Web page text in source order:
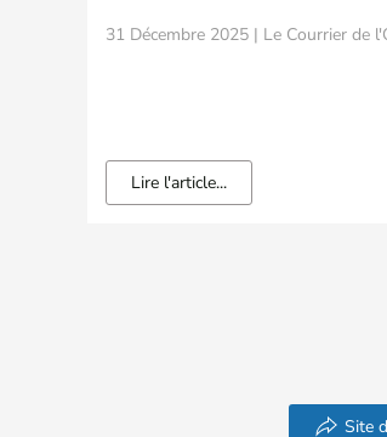
31 Décembre 2025 | Le Courrier de
Lire l'article...
Site